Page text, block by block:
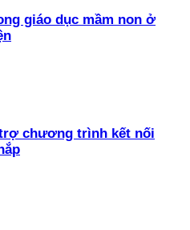
giáo dục mầm non ở
chương trình kết nối